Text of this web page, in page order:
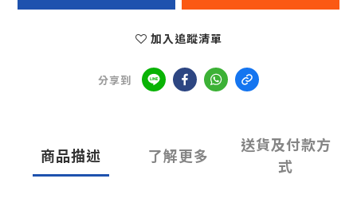
加入追蹤清單
分享到
商品描述 了解更多
送貨及付款方
式